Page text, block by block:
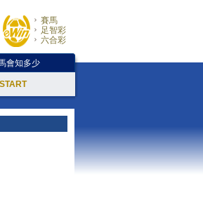
賽馬
足智彩
六合彩
會知多少